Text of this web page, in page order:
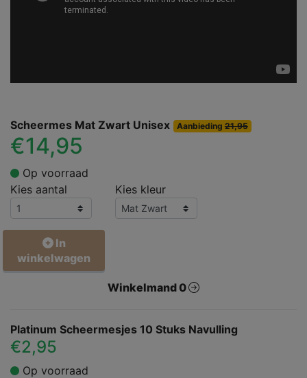
Scheermes Mat Zwart Unisex Aanbieding 21,95
€14,95
Op voorraad
Kies aantal
Kies kleur
In
winkelwagen
Winkelmand 0
Platinum Scheermesjes 10 Stuks Navulling
€2,95
Op voorraad